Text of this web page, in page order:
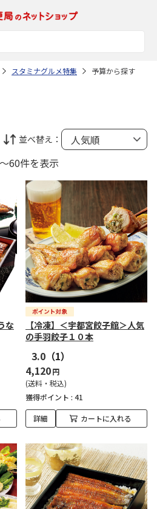
スタミナグルメ特集 予算から探す
並べ替え：
60件を表示
な
【冷凍】＜宇都宮餃子館＞人気
の手羽餃子１０本
3.0 （1）
4,120円
(送料・税込)
獲得ポイント : 41
詳細 カートに入れる